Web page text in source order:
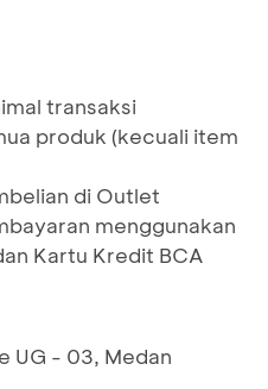
transaksi
produk (kecuali item
di Outlet
menggunakan
Kartu Kredit BCA
UG - 03, Medan